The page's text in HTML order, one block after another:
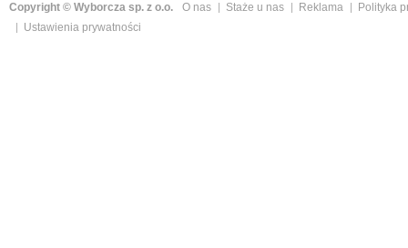
Copyright © Wyborcza sp. z o.o. O nas Staże u nas Reklama
Polityka
Ustawienia prywatności